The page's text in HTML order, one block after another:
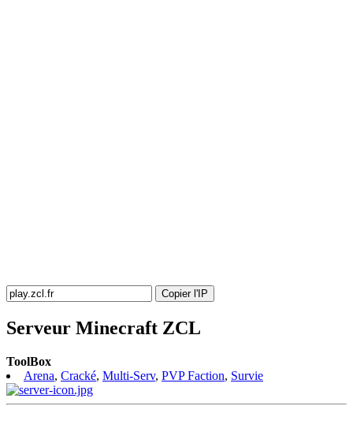
Copier l'IP
Serveur Minecraft ZCL
ToolBox
Arena, Cracké, Multi-Serv, PVP Faction, Survie